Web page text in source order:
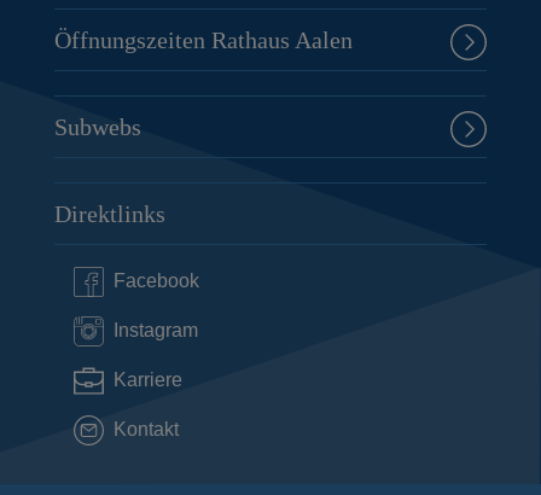
Öffnungszeiten Rathaus Aalen
Subwebs
Direktlinks
Facebook
Instagram
Karriere
Kontakt